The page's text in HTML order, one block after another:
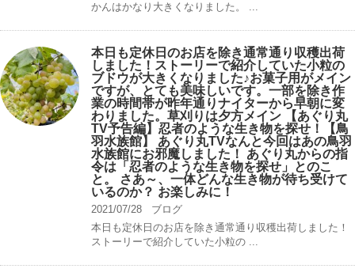
かんはかなり大きくなりました。 ...
本日も定休日のお店を除き通常通り収穫出荷
しました！ストーリーで紹介していた小粒の
ブドウが大きくなりました♪お菓子用がメイン
ですが、とても美味しいです。一部を除き作
業の時間帯が昨年通りナイターから早朝に変
わりました。草刈りは夕方メイン 【あぐり丸
TV予告編】忍者のような生き物を探せ！【鳥
羽水族館】 あぐり丸TVなんと今回はあの鳥羽
水族館にお邪魔しました！ あぐり丸からの指
令は「忍者のような生き物を探せ」とのこ
と。 さあ～、一体どんな生き物が待ち受けて
いるのか？ お楽しみに！
2021/07/28
ブログ
本日も定休日のお店を除き通常通り収穫出荷しました！
ストーリーで紹介していた小粒の ...